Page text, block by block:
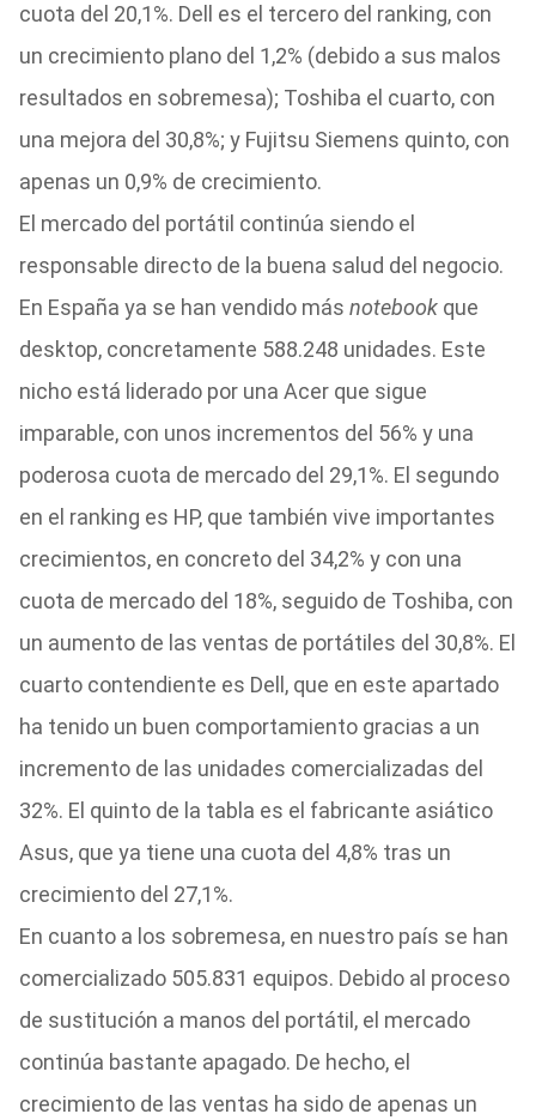
cuota del 20,1%. Dell es el tercero del ranking, con
un crecimiento plano del 1,2% (debido a sus malos
resultados en sobremesa); Toshiba el cuarto, con
una mejora del 30,8%; y Fujitsu Siemens quinto, con
apenas un 0,9% de crecimiento.
El mercado del portátil continúa siendo el
responsable directo de la buena salud del negocio.
En España ya se han vendido más notebookque
desktop, concretamente 588.248 unidades. Este
nicho está liderado por una Acer que sigue
imparable, con unos incrementos del 56% y una
poderosa cuota de mercado del 29,1%. El segundo
en el ranking es HP, que también vive importantes
crecimientos, en concreto del 34,2% y con una
cuota de mercado del 18%, seguido de Toshiba, con
un aumento de las ventas de portátiles del 30,8%. El
cuarto contendiente es Dell, que en este apartado
ha tenido un buen comportamiento gracias a un
incremento de las unidades comercializadas del
32%. El quinto de la tabla es el fabricante asiático
Asus, que ya tiene una cuota del 4,8% tras un
crecimiento del 27,1%.
En cuanto a los sobremesa, en nuestro país se han
comercializado 505.831 equipos. Debido al proceso
de sustitución a manos del portátil, el mercado
continúa bastante apagado. De hecho, el
crecimiento de las ventas ha sido de apenas un